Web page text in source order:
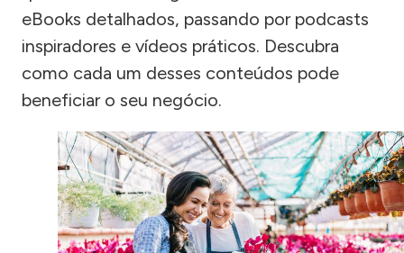
eBooks detalhados, passando por podcasts
inspiradores e vídeos práticos. Descubra
como cada um desses conteúdos pode
beneficiar o seu negócio.